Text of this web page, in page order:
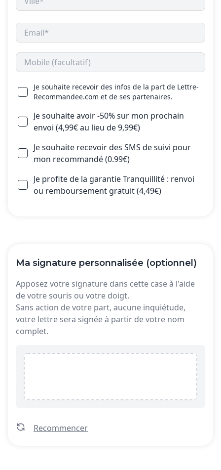
Je souhaite recevoir des infos de la part de Lettre-
Recommandee.com et de ses partenaires.
Je souhaite avoir -50% sur mon prochain
envoi (4,99€ au lieu de 9,99€)
Je souhaite recevoir des SMS de suivi pour
mon recommandé (0.99€)
Je profite de la garantie Tranquillité : renvoi
ou remboursement gratuit (4,49€)
Ma signature personnalisée (optionnel)
Apposez votre signature dans cette case à l'aide
de votre souris ou votre doigt.
Sans action de votre part, aucune inquiétude,
votre lettre sera signée à partir de votre nom
complet.
Recommencer